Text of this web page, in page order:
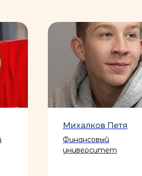
Михалков Петя
Финансовый
университет